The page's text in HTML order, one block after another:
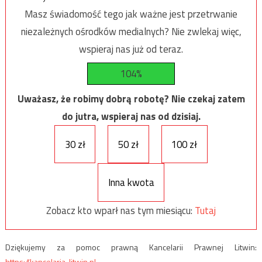
Masz świadomość tego jak ważne jest przetrwanie
niezależnych ośrodków medialnych? Nie zwlekaj więc,
wspieraj nas już od teraz.
104%
Uważasz, że robimy dobrą robotę? Nie czekaj zatem
do jutra, wspieraj nas od dzisiaj.
30 zł
50 zł 100 zł
Inna kwota
Zobacz kto wparł nas tym miesiącu: Tutaj
Dziękujemy za pomoc prawną Kancelarii Prawnej Litwin: